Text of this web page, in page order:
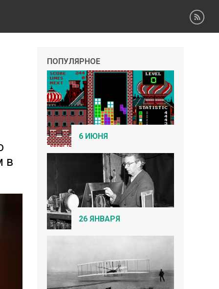
в
ПОПУЛЯРНОЕ
6 ИЮНЯ
26 ЯНВАРЯ